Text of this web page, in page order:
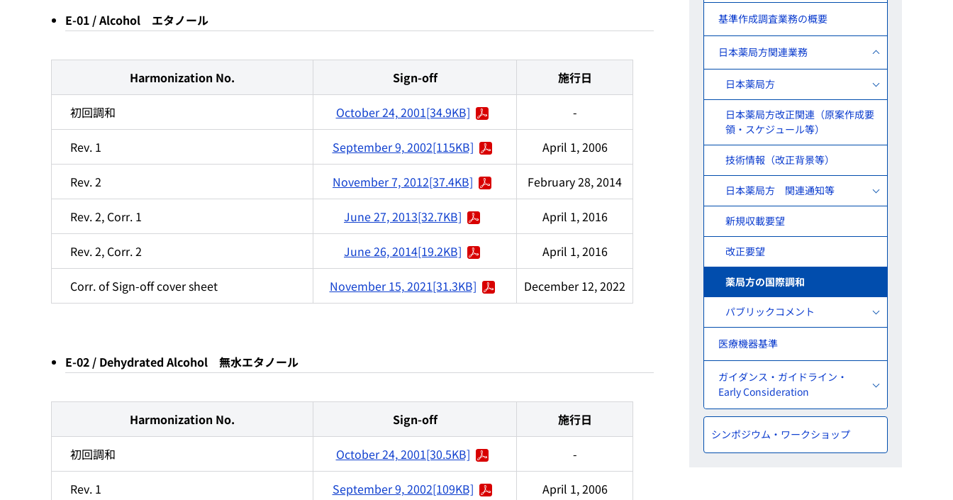
E-01 / Alcohol エタノール
Harmonization No. Sign-off 施行日
初回調和 October 24, 2001[34.9KB] -
Rev. 1 September 9, 2002[115KB] April 1, 2006
Rev. 2 November 7, 2012[37.4KB] February 28, 2014
Rev. 2, Corr. 1 June 27, 2013[32.7KB] April 1, 2016
Rev. 2, Corr. 2 June 26, 2014[19.2KB] April 1, 2016
Corr. of Sign-off cover sheet November 15, 2021[31.3KB] December 12, 2022
E-02 / Dehydrated Alcohol 無水エタノール
Harmonization No. Sign-off 施行日
初回調和 October 24, 2001[30.5KB] -
Rev. 1 September 9, 2002[109KB] April 1, 2006
基準作成調査業務の概要
日本薬局方関連業務
日本薬局方
日本薬局方改正関連（原案作成要
領・スケジュール等）
技術情報（改正背景等）
日本薬局方 関連通知等
新規収載要望
改正要望
薬局方の国際調和
パブリックコメント
医療機器基準
ガイダンス・ガイドライン・
Early Consideration
シンポジウム・ワークショップ